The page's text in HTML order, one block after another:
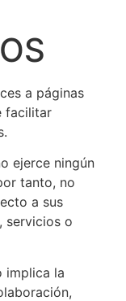
a páginas
facilitar
ejerce ningún
tanto, no
a sus
servicios o
implica la